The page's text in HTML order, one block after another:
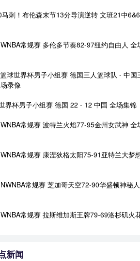
马刺！布伦森末节13分导演逆转 文班21中
常规赛 多伦多节奏82-97纽约自由人 全
球世界杯男子小组赛 德国三人篮球队 - 中国
录像
界杯男子小组赛 德国 22 - 12 中国 全场集锦
常规赛 波特兰火焰77-95金州女武神 全
常规赛 康涅狄格太阳75-91亚特兰大梦
常规赛 芝加哥天空72-90华盛顿神秘
常规赛 拉斯维加斯王牌79-69洛杉矶火
新闻